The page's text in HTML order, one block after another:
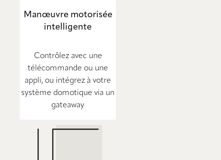
Manœuvre motorisée
intelligente
Contrôlez avec une
télécommande ou une
appli, ou intégrez à votre
système domotique via un
gateaway